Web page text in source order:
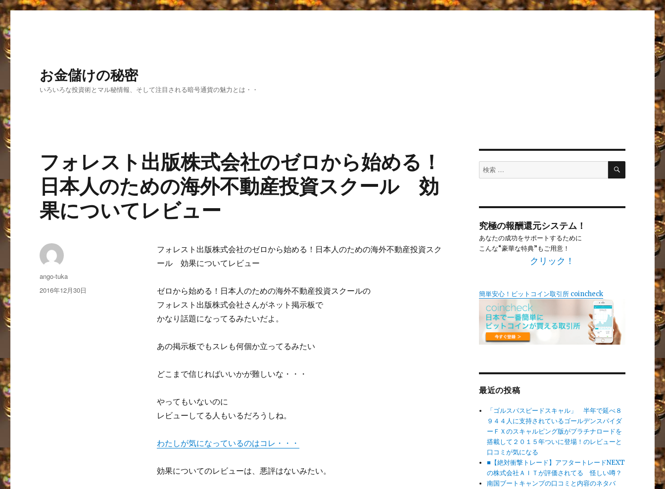
お金儲けの秘密
いろいろな投資術とマル秘情報、そして注目される暗号通貨の魅力とは・・
フォレスト出版株式会社のゼロから始める！
日本人のための海外不動産投資スクール 効
果についてレビュー
フォレスト出版株式会社のゼロから始める！日本人のための海外不動産投資スク
ール 効果についてレビュー
ゼロから始める！日本人のための海外不動産投資スクールの
フォレスト出版株式会社さんがネット掲示板で
かなり話題になってるみたいだよ。
あの掲示板でもスレも何個か立ってるみたい
どこまで信じればいいかが難しいな・・・
やってもいないのに
レビューしてる人もいるだろうしね。
わたしが気になっているのはコレ・・・
効果についてのレビューは、悪評はないみたい。
投
稿
ango-tuka
投
2016年12月30日
検
索
検
究極の報酬還元システム！
あなたの成功をサポートするために
こんな“豪華な特典”もご用意！
クリック！
簡単安心！ビットコイン取引所 coincheck
最近の投稿
「ゴルスパスピードスキャル」 半年で延べ８
９４４人に支持されているゴールデンスパイダ
ーＦＸのスキャルピング版がプラチナロードを
搭載して２０１５年ついに登場！のレビューと
口コミが気になる
■【絶対衝撃トレード】アフタートレードNEXT
の株式会社ＡＩＴが評価されてる 怪しい噂？
南国ブートキャンプの口コミと内容のネタバ